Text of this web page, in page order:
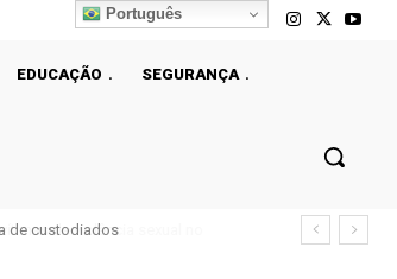
EDUCAÇÃO
SEGURANÇA
de custodiados
Português